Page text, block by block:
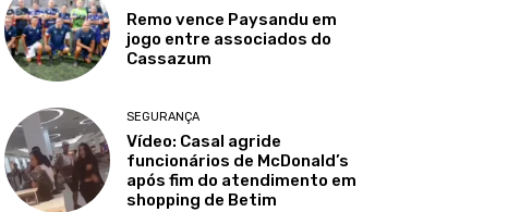
Remo vence Paysandu em
jogo entre associados do
Cassazum
SEGURANÇA
Vídeo: Casal agride
funcionários de McDonald’s
após fim do atendimento em
shopping de Betim